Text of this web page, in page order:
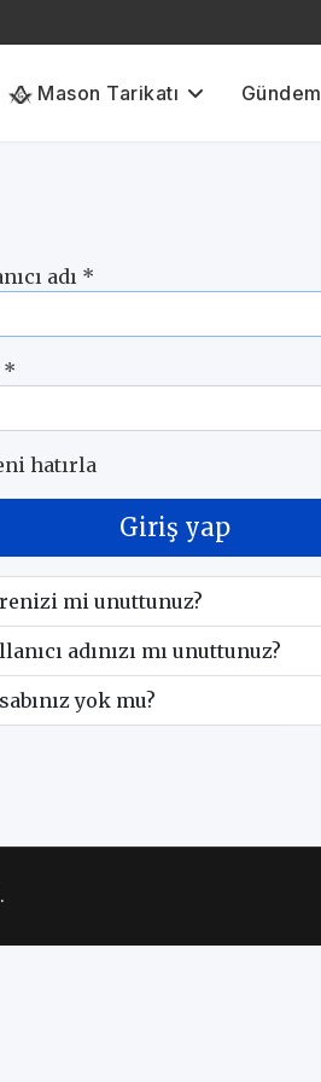
Mason Tarikatı Gündem
adı *
*
hatırla
Giriş yap
mi unuttunuz?
adınızı mı unuttunuz?
yok mu?